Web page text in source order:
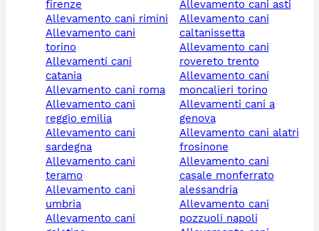
firenze
allevamento cani rimini
allevamento cani
torino
allevamenti cani
catania
allevamento cani roma
allevamento cani
reggio emilia
allevamento cani
sardegna
allevamento cani
teramo
allevamento cani
umbria
allevamento cani
allevamento cani asti
allevamento cani
caltanissetta
allevamento cani
rovereto trento
allevamento cani
moncalieri torino
allevamenti cani a
genova
allevamento cani alatri
frosinone
allevamento cani
casale monferrato
alessandria
allevamento cani
pozzuoli napoli